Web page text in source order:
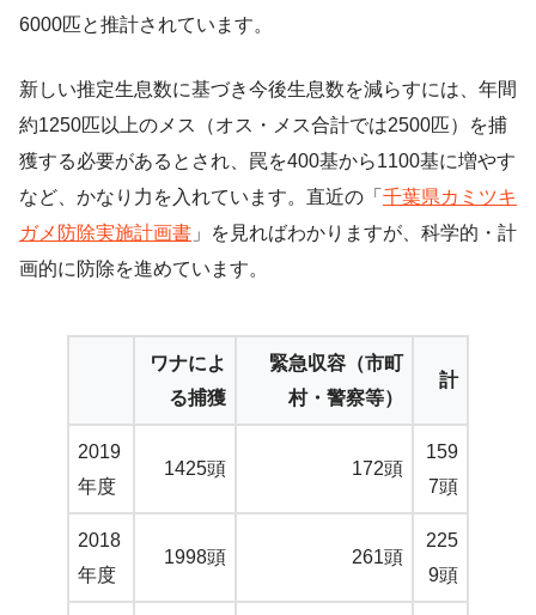
6000匹と推計されています。
新しい推定生息数に基づき今後生息数を減らすには、年間
約1250匹以上のメス（オス・メス合計では2500匹）を捕
獲する必要があるとされ、罠を400基から1100基に増やす
など、かなり力を入れています。直近の「 千葉県カミツキ
ガメ防除実施計画書 」を見ればわかりますが、科学的・計
画的に防除を進めています。
ワナによ
る捕獲
緊急収容（市町
村・警察等）
計
2019
年度
1425頭 172頭
159
7頭
2018
年度
1998頭 261頭
225
9頭